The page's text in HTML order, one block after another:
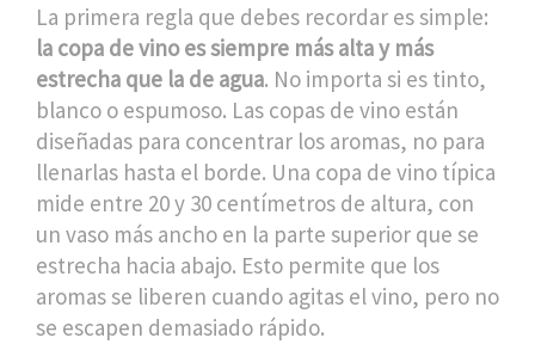
La primera regla que debes recordar es simple:
la copa de vino es siempre más alta y más
estrecha que la de agua. No importa si es tinto,
blanco o espumoso. Las copas de vino están
diseñadas para concentrar los aromas, no para
llenarlas hasta el borde. Una copa de vino típica
mide entre 20 y 30 centímetros de altura, con
un vaso más ancho en la parte superior que se
estrecha hacia abajo. Esto permite que los
aromas se liberen cuando agitas el vino, pero no
se escapen demasiado rápido.